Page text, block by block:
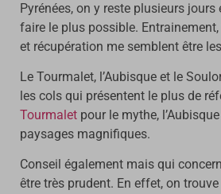
Pyrénées, on y reste plusieurs
faire le plus possible.
et récupération me semblent être
Le Tourmalet, l’Aubisque et le
les cols qui présentent le plus de
Tourmalet pour le mythe,
paysages magnifiques.
Conseil également mais qui
être très prudent. En effet, on